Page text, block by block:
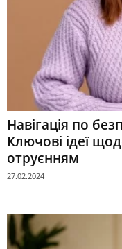
Навігація по
Ключові ідеї
отруєнням
27.02.2024